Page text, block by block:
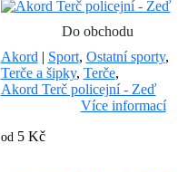
Do obchodu
Akord | Sport, Ostatní sporty,
Terče a šipky, Terče,
Akord Terč policejní - Zeď
Více informací
od 5 Kč